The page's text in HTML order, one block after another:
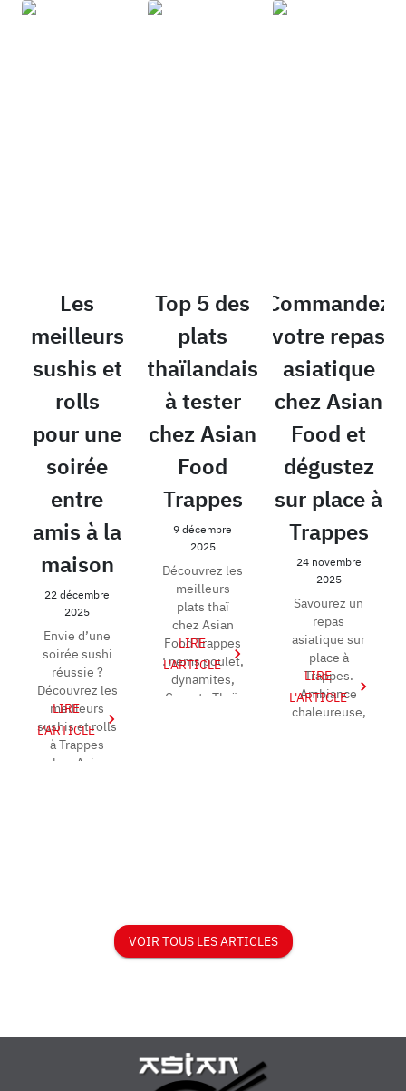
Les
meilleurs
sushis et
rolls
pour une
soirée
entre
amis à la
maison
22 décembre
2025
Envie d’une
soirée sushi
réussie ?
Découvrez les
meilleurs
sushis et rolls
à Trappes
chez Asian
LIRE
L'ARTICLE
Top 5 des
plats
thaïlandais
à tester
chez Asian
Food
Trappes
9 décembre
2025
Découvrez les
meilleurs
plats thaï
chez Asian
Food Trappes
: nems poulet,
dynamites,
Crousty Thaï,
LIRE
L'ARTICLE
Commandez
votre repas
asiatique
chez Asian
Food et
dégustez
sur place à
Trappes
24 novembre
2025
Savourez un
repas
asiatique sur
place à
Trappes.
Ambiance
chaleureuse,
cuisine
LIRE
L'ARTICLE
VOIR TOUS LES ARTICLES